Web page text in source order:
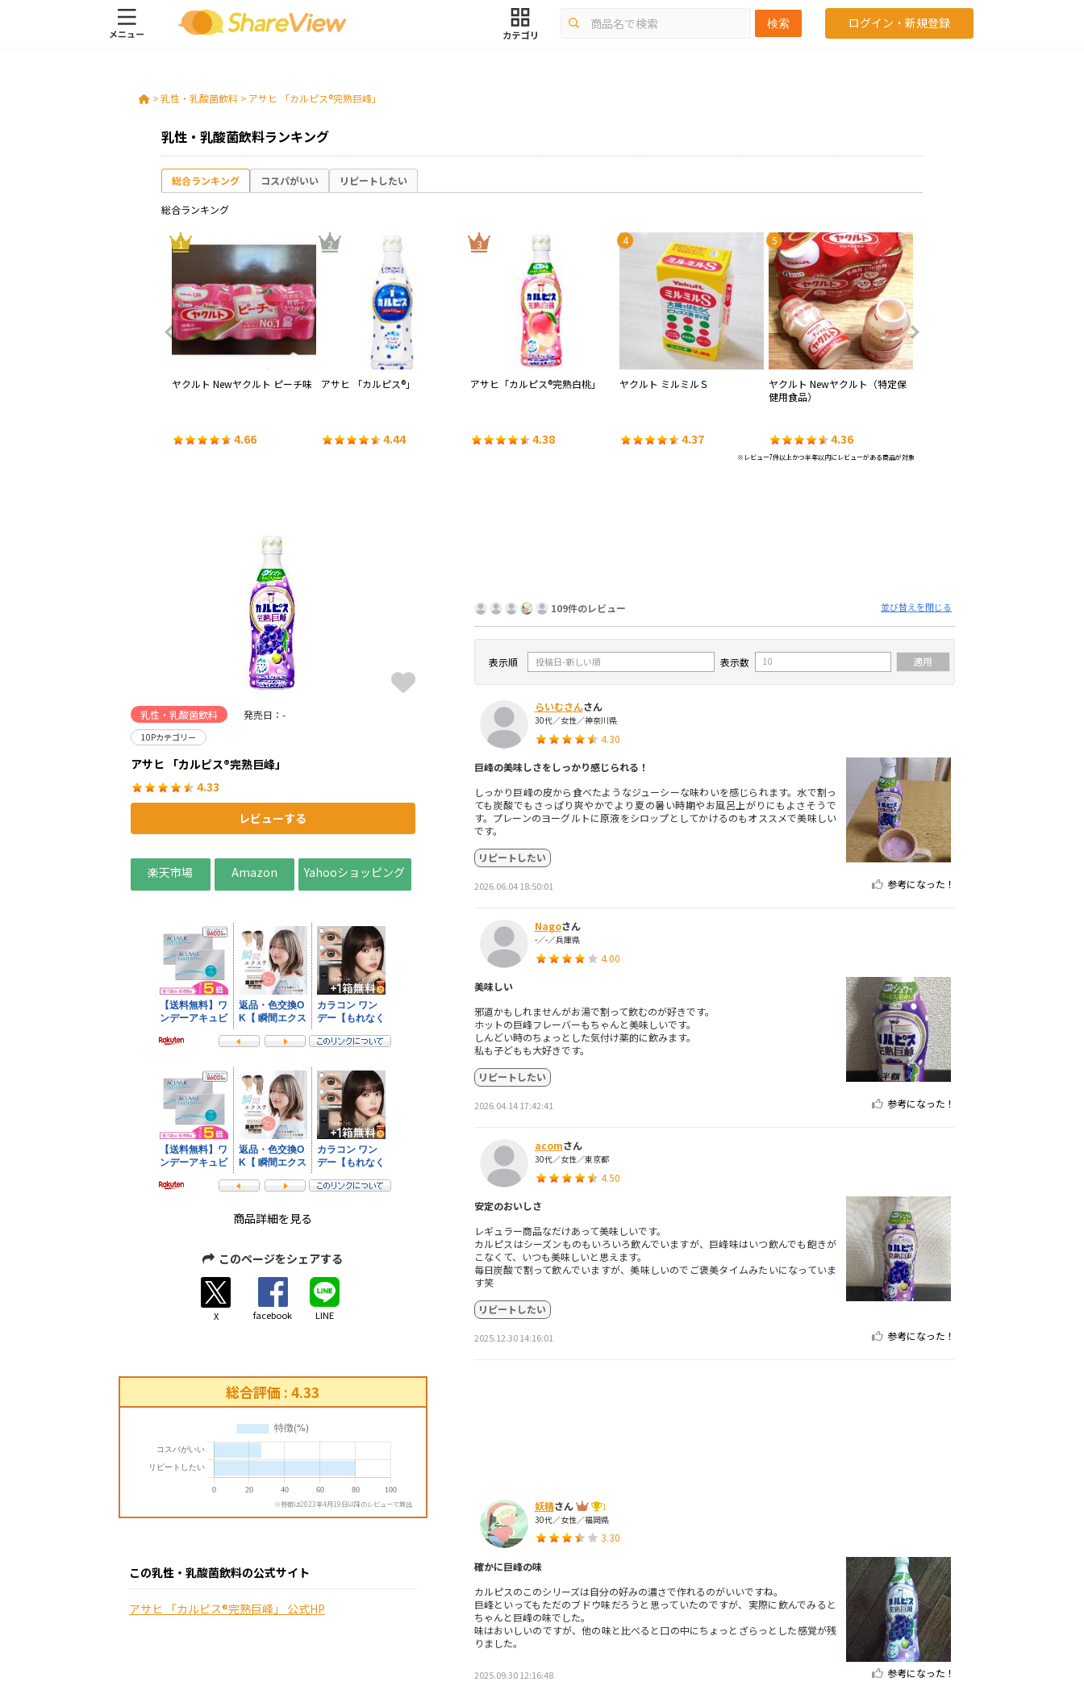
検索 ログイン・新規登録
>乳性・乳酸菌飲料 > アサヒ 「カルピス®完熟巨峰」
乳性・乳酸菌飲料ランキング
総合ランキング コスパがいい リピートしたい
総合ランキング
1
ヤクルト Newヤクルト ピーチ味
4.66
2
アサヒ 「カルピス®」
4.44
3
アサヒ「カルピス®完熟白桃」
4.38
4
ヤクルト ミルミルＳ
4.37
5
ヤクルト Newヤクルト（特定保
健用食品）
4.36
※レビュー7件以上かつ半年以内にレビューがある商品が対象
乳性・乳酸菌飲料 発売日：-
10Pカテゴリー
アサヒ 「カルピス®完熟巨峰」
4.33
レビューする
楽天市場 Amazon Yahooショッピング
商品詳細を見る
109件のレビュー 並び替えを閉じる
表示順 表示数
らいむさんさん
30代／女性／神奈川県
4.30
巨峰の美味しさをしっかり感じられる！
しっかり巨峰の皮から食べたようなジューシーな味わいを感じられます。水で割っ
ても炭酸でもさっぱり爽やかでより夏の暑い時期やお風呂上がりにもよさそうで
す。プレーンのヨーグルトに原液をシロップとしてかけるのもオススメで美味しい
です。
リピートしたい
2026.06.04 18:50:01 参考になった！
Nagoさん
-／-／兵庫県
4.00
美味しい
邪道かもしれませんがお湯で割って飲むのが好きです。
ホットの巨峰フレーバーもちゃんと美味しいです。
しんどい時のちょっとした気付け薬的に飲みます。
私も子どもも大好きです。
リピートしたい
2026.04.14 17:42:41 参考になった！
acomさん
30代／女性／東京都
4.50
安定のおいしさ
レギュラー商品なだけあって美味しいです。
カルピスはシーズンものもいろいろ飲んでいますが、巨峰味はいつ飲んでも飽きが
こなくて、いつも美味しいと思えます。
毎日炭酸で割って飲んでいますが、美味しいのでご褒美タイムみたいになっていま
す笑
リピートしたい
2025.12.30 14:16:01 参考になった！
妖精さん
1
30代／女性／福岡県
3.30
確かに巨峰の味
カルピスのこのシリーズは自分の好みの濃さで作れるのがいいですね。
巨峰といってもただのブドウ味だろうと思っていたのですが、実際に飲んでみると
ちゃんと巨峰の味でした。
味はおいしいのですが、他の味と比べると口の中にちょっとざらっとした感覚が残
りました。
2025.09.30 12:16:48 参考になった！
このページをシェアする
X facebook LINE
総合評価 : 4.33
※特徴は2023年4月19日以降のレビューで算出
この乳性・乳酸菌飲料の公式サイト
アサヒ 「カルピス®完熟巨峰」 公式HP